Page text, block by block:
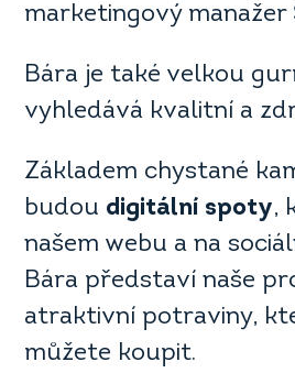
marketingový manažer
Bára je také velkou
vyhledává kvalitní a
Základem chystané
budou digitální spoty,
našem webu a na
Bára představí naše
atraktivní potraviny,
můžete koupit.